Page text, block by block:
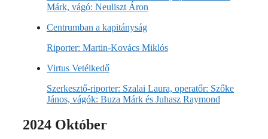
Márk, vágó: Neuliszt Áron
Centrumban a kapitányság
Riporter: Martin-Kovács Miklós
Virtus Vetélkedő
Szerkesztő-riporter: Szalai Laura, operatőr: Szőke
János, vágók: Buza Márk és Juhasz Raymond
2024 Október